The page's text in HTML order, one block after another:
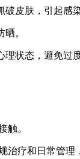
皮肤，引起感染
。
状态，避免过
触。
疗和日常管理